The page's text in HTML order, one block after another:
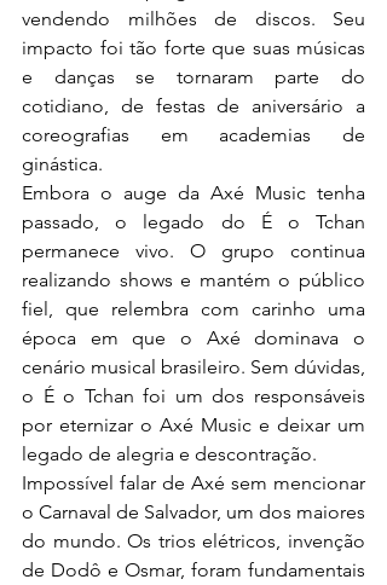
vendendo milhões de discos. Seu
impacto foi tão forte que suas músicas
e danças se tornaram parte do
cotidiano, de festas de aniversário a
coreografias em academias de
ginástica.
Embora o auge da Axé Music tenha
passado, o legado do É o Tchan
permanece vivo. O grupo continua
realizando shows e mantém o público
fiel, que relembra com carinho uma
época em que o Axé dominava o
cenário musical brasileiro. Sem dúvidas,
o É o Tchan foi um dos responsáveis
por eternizar o Axé Music e deixar um
legado de alegria e descontração.
Impossível falar de Axé sem mencionar
o Carnaval de Salvador, um dos maiores
do mundo. Os trios elétricos, invenção
de Dodô e Osmar, foram fundamentais